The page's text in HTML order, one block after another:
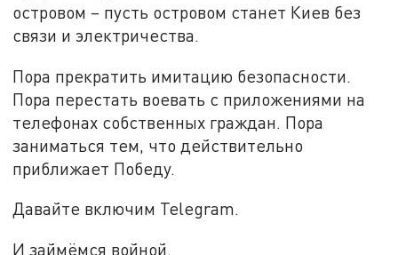
островом – пусть островом станет Киев без
связи и электричества.
Пора прекратить имитацию безопасности.
Пора перестать воевать с приложениями на
телефонах собственных граждан. Пора
заниматься тем, что действительно
приближает Победу.
Давайте включим Telegram.
И займёмся войной.